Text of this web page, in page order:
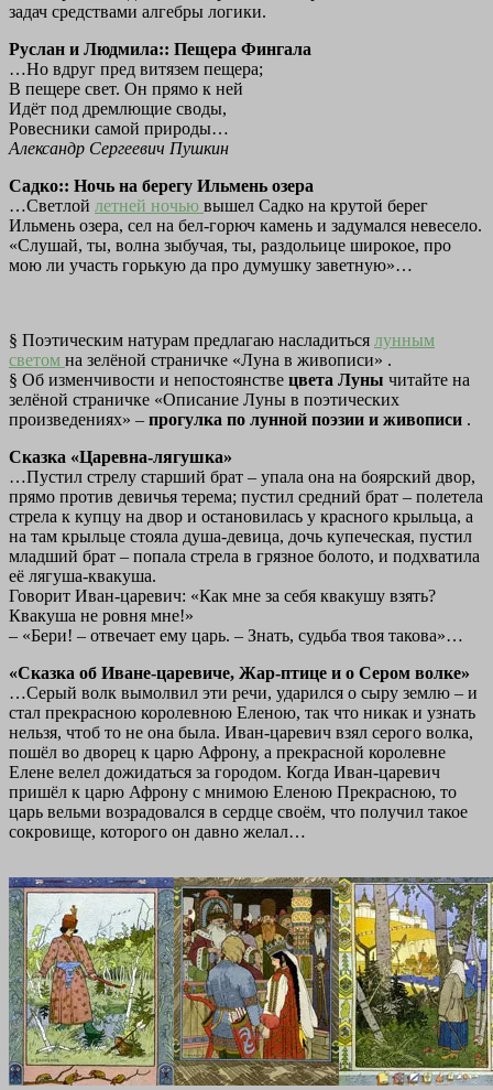
задач средствами алгебры логики.
Руслан и Людмила:: Пещера Фингала
…Но вдруг пред витязем пещера;
В пещере свет. Он прямо к ней
Идёт под дремлющие своды,
Ровесники самой природы…
Александр Сергеевич Пушкин
Садко:: Ночь на берегу Ильмень озера
…Светлой летней ночью вышел Садко на крутой берег
Ильмень озера, сел на бел-горюч камень и задумался невесело.
«Слушай, ты, волна зыбучая, ты, раздольице широкое, про
мою ли участь горькую да про думушку заветную»…
§ Поэтическим натурам предлагаю насладиться лунным
светом на зелёной страничке «Луна в живописи» .
§ Об изменчивости и непостоянстве цвета Луны читайте на
зелёной страничке «Описание Луны в поэтических
произведениях» – прогулка по лунной поэзии и живописи .
Сказка «Царевна-лягушка»
…Пустил стрелу старший брат – упала она на боярский двор,
прямо против девичья терема; пустил средний брат – полетела
стрела к купцу на двор и остановилась у красного крыльца, а
на там крыльце стояла душа-девица, дочь купеческая, пустил
младший брат – попала стрела в грязное болото, и подхватила
её лягуша-квакуша.
Говорит Иван-царевич: «Как мне за себя квакушу взять?
Квакуша не ровня мне!»
– «Бери! – отвечает ему царь. – Знать, судьба твоя такова»…
«Сказка об Иване-царевиче, Жар-птице и о Сером волке»
…Серый волк вымолвил эти речи, ударился о сыру землю – и
стал прекрасною королевною Еленою, так что никак и узнать
нельзя, чтоб то не она была. Иван-царевич взял серого волка,
пошёл во дворец к царю Афрону, а прекрасной королевне
Елене велел дожидаться за городом. Когда Иван-царевич
пришёл к царю Афрону с мнимою Еленою Прекрасною, то
царь вельми возрадовался в сердце своём, что получил такое
сокровище, которого он давно желал…